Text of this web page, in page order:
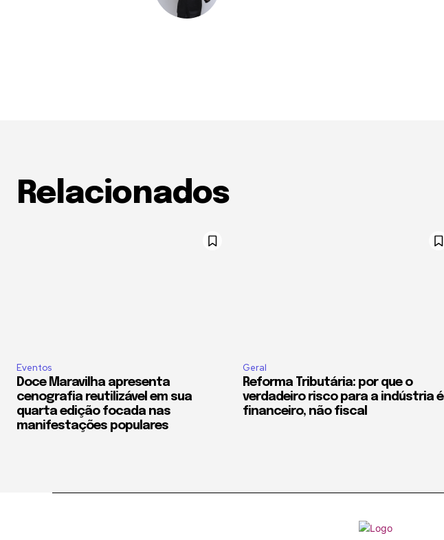
Relacionados
Eventos
Doce Maravilha apresenta
cenografia reutilizável em sua
quarta edição focada nas
manifestações populares
Geral
Reforma Tributária: por que o
verdadeiro risco para a indústria é
financeiro, não fiscal